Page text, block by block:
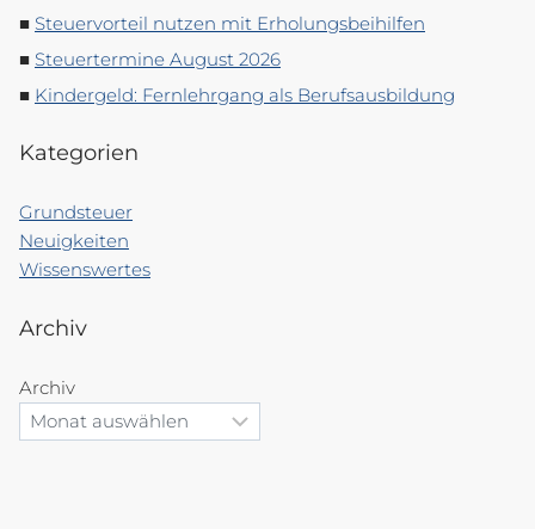
Steuervorteil nutzen mit Erholungsbeihilfen
Steuertermine August 2026
Kindergeld: Fernlehrgang als Berufsausbildung
Kategorien
Grundsteuer
Neuigkeiten
Wissenswertes
Archiv
Archiv